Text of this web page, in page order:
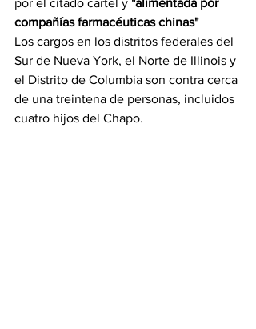
por el citado cartel y "alimentada por
compañías farmacéuticas chinas"
Los cargos en los distritos federales del
Sur de Nueva York, el Norte de Illinois y
el Distrito de Columbia son contra cerca
de una treintena de personas, incluidos
cuatro hijos del Chapo.